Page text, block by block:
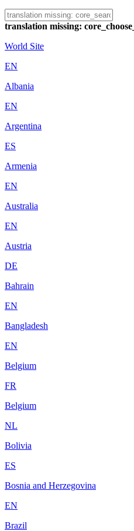
translation missing:
World Site
EN
Albania
EN
Argentina
ES
Armenia
EN
Australia
EN
Austria
DE
Bahrain
EN
Bangladesh
EN
Belgium
FR
Belgium
NL
Bolivia
ES
Bosnia and Herzegovina
EN
Brazil